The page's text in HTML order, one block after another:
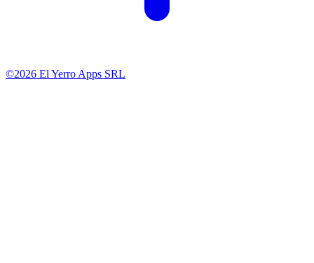
©2026 El Yerro Apps SRL